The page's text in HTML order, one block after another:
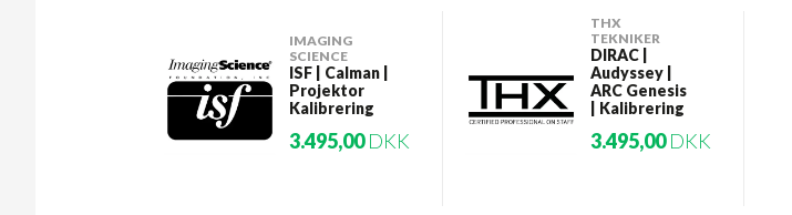
IMAGING
SCIENCE
ISF | Calman |
Projektor
Kalibrering
3.495,00 DKK
THX
TEKNIKER
DIRAC |
Audyssey |
ARC Genesis
| Kalibrering
3.495,00 DKK